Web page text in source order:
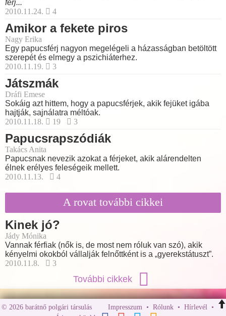
férj...
2010.11.24.
4
Amikor a fekete piros
Nagy Erika
Egy papucsférj nagyon megelégeli a házasságban betöltött
szerepét és elmegy a pszichiáterhez.
2010.11.19.
3
Játszmák
Dráfi Emese
Sokáig azt hittem, hogy a papucsférjek, akik fejüket igába
hajtják, sajnálatra méltóak.
2010.11.18.
19 3
Papucsrapszódiák
Takács Anita
Papucsnak nevezik azokat a férjeket, akik alárendelten
élnek erélyes feleségeik mellett.
2010.11.13.
4
A rovat további cikkei
Kinek jó?
Jády Mónika
Vannak férfiak (nők is, de most nem róluk van szó), akik
kényelmi okokból vállalják felnőttként is a „gyerekstátuszt”.
2010.11.8.
3
További cikkek
© 2026 barátnő polgári társulás Impresszum • Rólunk• Hírlevél •